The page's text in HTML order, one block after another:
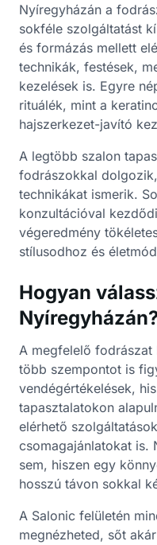
Nyíregyházán a
sokféle szolgáltatást
és formázás mellett
technikák, festések,
kezelések is. Egyre
rituálék, mint a
hajszerkezet-javító
A legtöbb szalon
fodrászokkal
technikákat ismerik.
konzultációval
végeredmény
stílusodhoz és
Hogyan
A megfelelő fodrászat
több szempontot is
vendégértékelések,
tapasztalatokon
elérhető
csomagajánlatokat is.
sem, hiszen egy
hosszú távon sokkal
A Salonic felületén
megnézheted, sőt